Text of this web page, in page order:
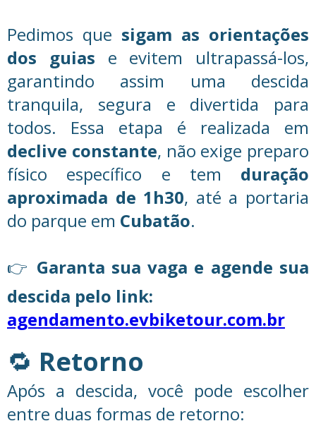
Pedimos que sigam as orientações
dos guias e evitem ultrapassá-los,
garantindo assim uma descida
tranquila, segura e divertida para
todos. Essa etapa é realizada em
declive constante, não exige preparo
físico específico e tem duração
aproximada de 1h30, até a portaria
do parque em Cubatão.
👉 Garanta sua vaga e agende sua
descida pelo link:
agendamento.evbiketour.com.br
🔁 Retorno
Após a descida, você pode escolher
entre duas formas de retorno: